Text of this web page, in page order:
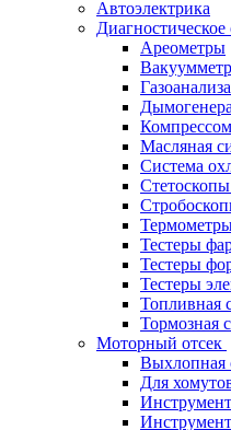
Автоэлектрика
Ареометры
Масляная
Система
Тестеры
Тестеры
Тестеры
Топливная
Тормозная
Моторный отсек
Выхлопная
Для